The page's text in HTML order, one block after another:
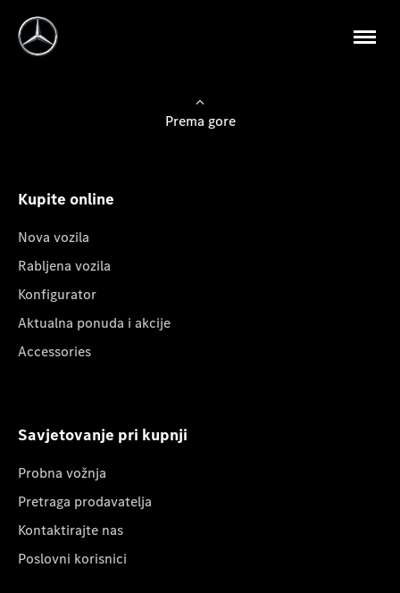
Prema gore
Kupite online
Nova vozila
Rabljena vozila
Konfigurator
Aktualna ponuda i akcije
Accessories
Savjetovanje pri kupnji
Probna vožnja
Pretraga prodavatelja
Kontaktirajte nas
Poslovni korisnici